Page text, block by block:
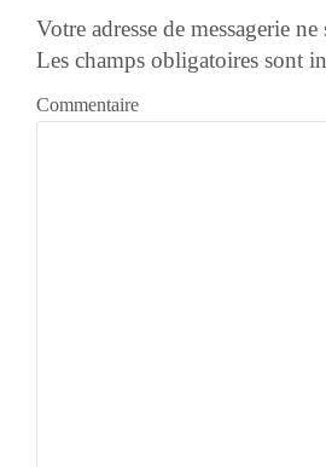
Votre adresse de messagerie
Les champs obligatoires sont
Commentaire